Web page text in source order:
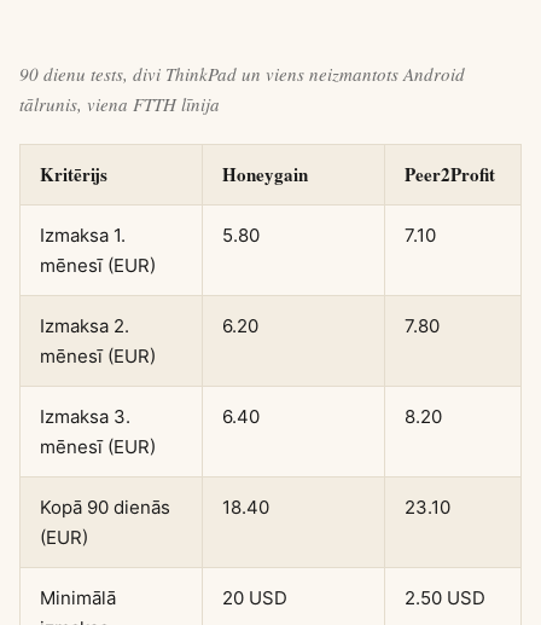
90 dienu tests, divi ThinkPad un viens neizmantots Android
tālrunis, viena FTTH līnija
Kritērijs Honeygain Peer2Profit
Izmaksa 1.
mēnesī (EUR)
5.80 7.10
Izmaksa 2.
mēnesī (EUR)
6.20 7.80
Izmaksa 3.
mēnesī (EUR)
6.40 8.20
Kopā 90 dienās
(EUR)
18.40 23.10
Minimālā
20 USD 2.50 USD